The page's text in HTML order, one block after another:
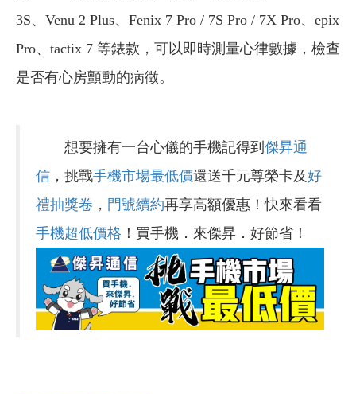
3S、Venu 2 Plus、Fenix 7 Pro / 7S Pro / 7X Pro、epix
Pro、tactix 7 等錶款，可以即時測量心律數據，檢查
是否有心房顫動的病徵。
想要擁有一台心儀的手機記得到 傑昇通
信 ，挑戰手機市場最低價還送千元尊榮卡及好
禮抽獎卷 ， 門號續約再享高額優惠！快來看看
手機超低價格 ！買手機．來傑昇．好節省！